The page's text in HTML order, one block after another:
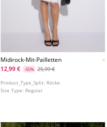
Midirock-Mit-Pailletten
12,99 €
-50% 25,99 €
Product_Type_Split: Röcke
Size Type: Regular